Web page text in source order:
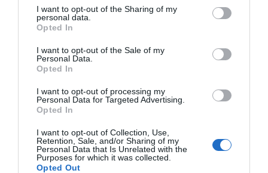
I want to opt-out of the Sharing of my
personal data.
Opted In
I want to opt-out of the Sale of my
Personal Data.
Opted In
I want to opt-out of processing my
Personal Data for Targeted Advertising.
Opted In
I want to opt-out of Collection, Use,
Retention, Sale, and/or Sharing of my
Personal Data that Is Unrelated with the
Purposes for which it was collected.
Opted Out